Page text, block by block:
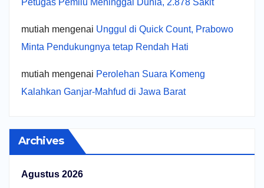
Petugas Pemilu Meninggal Dunia, 2.878 Sakit
mutiah mengenai Unggul di Quick Count, Prabowo
Minta Pendukungnya tetap Rendah Hati
mutiah mengenai Perolehan Suara Komeng
Kalahkan Ganjar-Mahfud di Jawa Barat
Archives
Agustus 2026